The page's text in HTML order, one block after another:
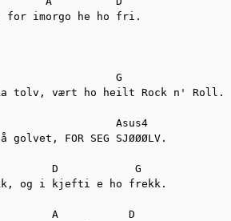
for imorgo he ho fri.
G
tolv, vært ho heilt Rock n' Roll.
Asus4
golvet, FOR SEG SJØØØLV.
D            G
og i kjefti e ho frekk.
A           D